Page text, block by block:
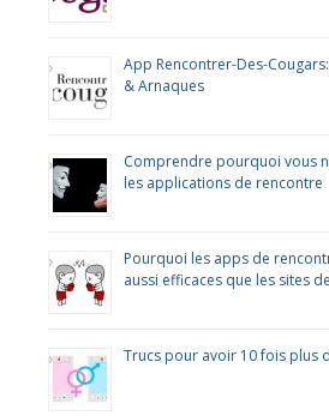
App Rencontrer-Des-
& Arnaques
Comprendre pourquoi vous
les applications de rencontre
Pourquoi les apps de
aussi efficaces que les sites
Trucs pour avoir 10 fois plus